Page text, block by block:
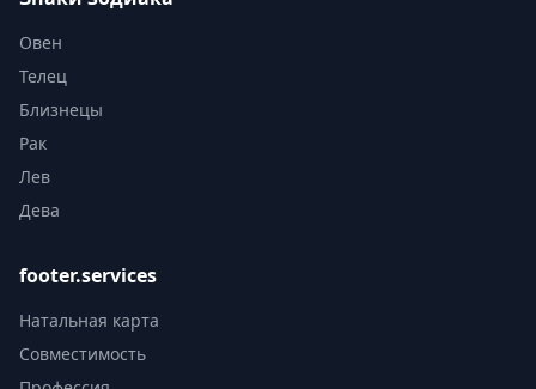
Овен
Телец
Близнецы
Рак
Лев
Дева
footer.services
Натальная карта
Совместимость